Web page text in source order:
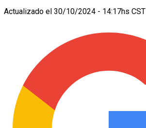
Actualizado el 30/10/2024 - 14:17hs CST